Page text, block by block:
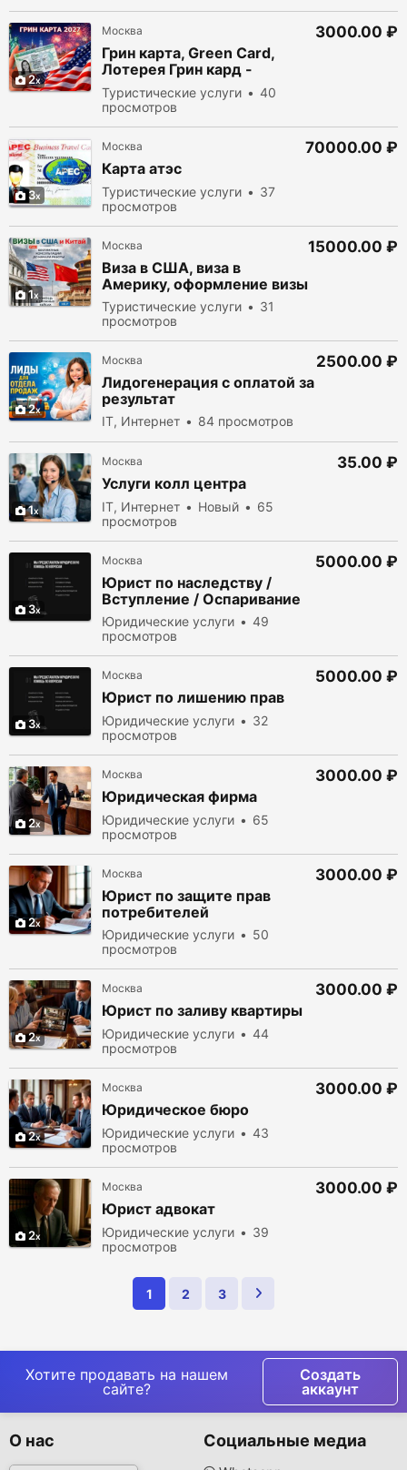
2
Москва
Грин карта, Green Card,
Лотерея Грин кард -
помощь
Туристические услуги
40
просмотров
3000.00 ₽
3
Москва
Карта атэс
Туристические услуги
37
просмотров
70000.00 ₽
1
Москва
Виза в США, виза в
Америку, оформление визы
Туристические услуги
31
просмотров
15000.00 ₽
2
Москва
Лидогенерация с оплатой за
результат
IT, Интернет 84 просмотров
2500.00 ₽
1
Москва
Услуги колл центра
IT, Интернет Новый
65
просмотров
35.00 ₽
3
Москва
Юрист по наследству /
Вступление / Оспаривание
Юридические услуги
49
просмотров
5000.00 ₽
3
Москва
Юрист по лишению прав
Юридические услуги
32
просмотров
5000.00 ₽
2
Москва
Юридическая фирма
Юридические услуги
65
просмотров
3000.00 ₽
2
Москва
Юрист по защите прав
потребителей
Юридические услуги
50
просмотров
3000.00 ₽
2
Москва
Юрист по заливу квартиры
Юридические услуги
44
просмотров
3000.00 ₽
2
Москва
Юридическое бюро
Юридические услуги
43
просмотров
3000.00 ₽
2
Москва
Юрист адвокат
Юридические услуги
39
просмотров
3000.00 ₽
1 2 3
Хотите продавать на нашем
сайте?
Создать
аккаунт
О нас Социальные медиа